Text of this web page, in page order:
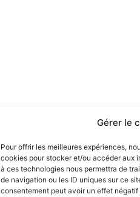
Gérer le
Pour offrir les meilleures expériences,
cookies pour stocker et/ou accéder aux
à ces technologies nous permettra de
de navigation ou les ID uniques sur ce
consentement peut avoir un effet